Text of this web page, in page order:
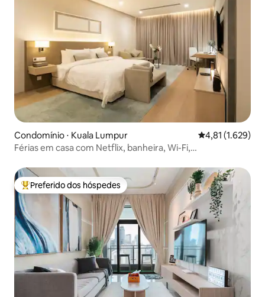
Condomínio ⋅ Kuala Lumpur 4,81 de uma
4,81 (1.629)
Férias em casa com Netflix, banheira, Wi-Fi,
Entre os melhores preferidos dos hóspedes
Preferido dos hóspedes